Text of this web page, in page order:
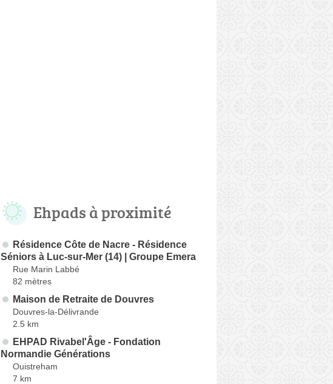
Ehpads à proximité
Résidence Côte de Nacre - Résidence
Séniors à Luc-sur-Mer (14) | Groupe Emera
Rue Marin Labbé
82 mètres
Maison de Retraite de Douvres
Douvres-la-Délivrande
2.5 km
EHPAD Rivabel'Âge - Fondation
Normandie Générations
Ouistreham
7 km